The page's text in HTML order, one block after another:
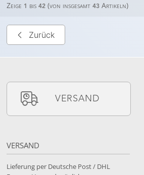
Zeige 1 bis42 (von insgesamt43 Artikeln)
Zurück
VERSAND
VERSAND
Lieferung per Deutsche Post / DHL